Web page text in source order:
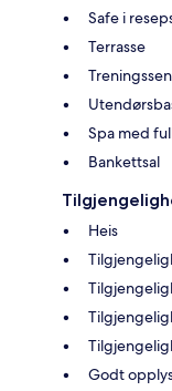
Safe i
Terrasse
Spa med
Bankettsal
Heis
Godt